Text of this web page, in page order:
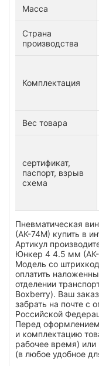
Масса
Страна
производства
Комплектация
Вес товара
сертификат,
паспорт, взрыв
схема
Пневматическая
(АК-74М) купить в
Артикул
Юнкер 4 4.5 мм (АК-
Модель со
оплатить
отделении
Boxberry). Ваш
забрать на почте с
Российской
Перед оформлением
и комплектацию
рабочее время) или
(в любое удобное